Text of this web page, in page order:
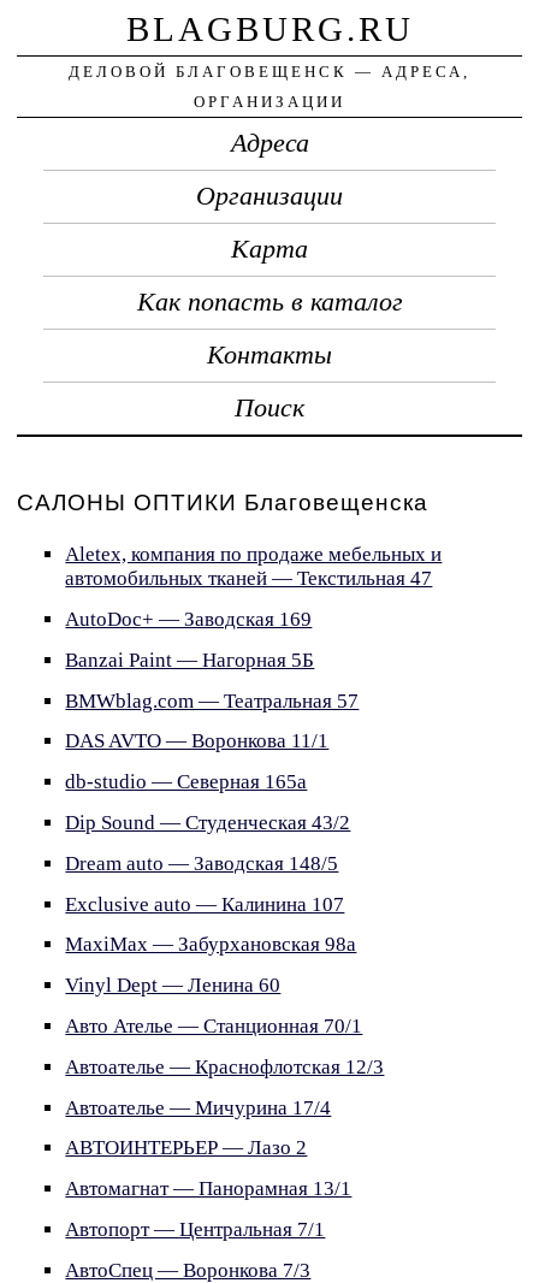
BLAGBURG.RU
ДЕЛОВОЙ БЛАГОВЕЩЕНСК — АДРЕСА,
ОРГАНИЗАЦИИ
Адреса
Организации
Карта
Как попасть в каталог
Контакты
Поиск
САЛОНЫ ОПТИКИ Благовещенска
Aletex, компания по продаже мебельных и
автомобильных тканей — Текстильная 47
AutoDoc+ — Заводская 169
Banzai Paint — Нагорная 5Б
BMWblag.com — Театральная 57
DAS AVTO — Воронкова 11/1
db-studio — Северная 165а
Dip Sound — Студенческая 43/2
Dream auto — Заводская 148/5
Exclusive auto — Калинина 107
MaxiMax — Забурхановская 98а
Vinyl Dept — Ленина 60
Авто Ателье — Станционная 70/1
Автоателье — Краснофлотская 12/3
Автоателье — Мичурина 17/4
АВТОИНТЕРЬЕР — Лазо 2
Автомагнат — Панорамная 13/1
Автопорт — Центральная 7/1
АвтоСпец — Воронкова 7/3